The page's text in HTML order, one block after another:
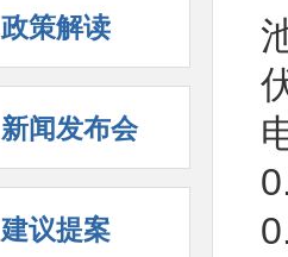
政策解读
新闻发布会
建议提案